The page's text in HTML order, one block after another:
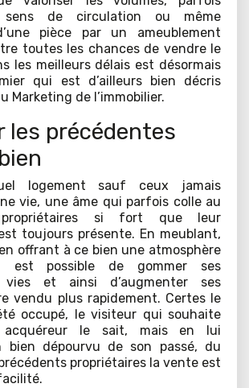
de circulation ou même
pièce par un ameublement
toutes les chances de vendre le
les meilleurs délais est désormais
qui est d’ailleurs bien décris
Marketing de l’immobilier.
les précédentes
logement sauf ceux jamais
vie, une âme qui parfois colle au
propriétaires si fort que leur
toujours présente. En meublant,
offrant à ce bien une atmosphère
est possible de gommer ses
vies et ainsi d’augmenter ses
vendu plus rapidement. Certes le
occupé, le visiteur qui souhaite
acquéreur le sait, mais en lui
bien dépourvu de son passé, du
propriétaires la vente est